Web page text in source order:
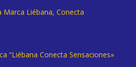
Marca Liébana, Conecta
“Liébana Conecta Sensaciones»